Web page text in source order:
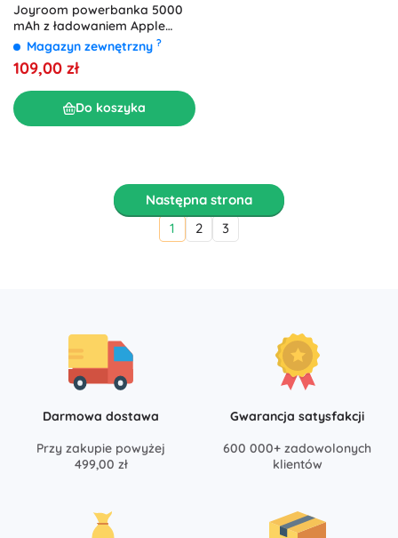
Joyroom powerbanka 5000
mAh z ładowaniem Apple
Watch, czarna
Magazyn zewnętrzny ?
109,00 zł
Do koszyka
Następna strona
1
2 3
Darmowa dostawa
Przy zakupie powyżej
499,00 zł
Gwarancja satysfakcji
600 000+ zadowolonych
klientów